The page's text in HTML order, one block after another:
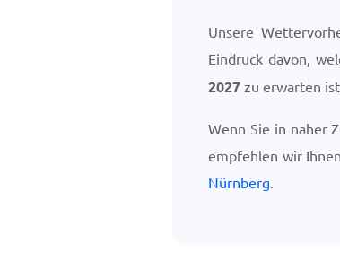
Unsere
Eindruck davon,
2027 zu erwarten
Wenn Sie in naher
empfehlen wir
Nürnberg.